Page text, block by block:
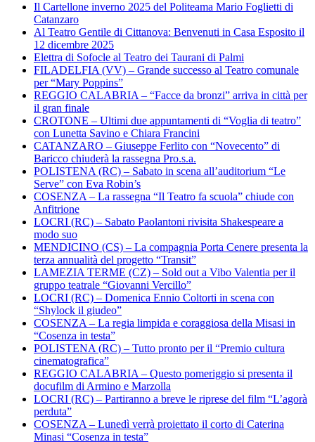
Il Cartellone inverno 2025 del Politeama Mario Foglietti di
Catanzaro
Al Teatro Gentile di Cittanova: Benvenuti in Casa Esposito il
12 dicembre 2025
Elettra di Sofocle al Teatro dei Taurani di Palmi
FILADELFIA (VV) – Grande successo al Teatro comunale
per “Mary Poppins”
REGGIO CALABRIA – “Facce da bronzi” arriva in città per
il gran finale
CROTONE – Ultimi due appuntamenti di “Voglia di teatro”
con Lunetta Savino e Chiara Francini
CATANZARO – Giuseppe Ferlito con “Novecento” di
Baricco chiuderà la rassegna Pro.s.a.
POLISTENA (RC) – Sabato in scena all’auditorium “Le
Serve” con Eva Robin’s
COSENZA – La rassegna “Il Teatro fa scuola” chiude con
Anfitrione
LOCRI (RC) – Sabato Paolantoni rivisita Shakespeare a
modo suo
MENDICINO (CS) – La compagnia Porta Cenere presenta la
terza annualità del progetto “Transit”
LAMEZIA TERME (CZ) – Sold out a Vibo Valentia per il
gruppo teatrale “Giovanni Vercillo”
LOCRI (RC) – Domenica Ennio Coltorti in scena con
“Shylock il giudeo”
COSENZA – La regia limpida e coraggiosa della Misasi in
“Cosenza in testa”
POLISTENA (RC) – Tutto pronto per il “Premio cultura
cinematografica”
REGGIO CALABRIA – Questo pomeriggio si presenta il
docufilm di Armino e Marzolla
LOCRI (RC) – Partiranno a breve le riprese del film “L’agorà
perduta”
COSENZA – Lunedì verrà proiettato il corto di Caterina
Minasi “Cosenza in testa”